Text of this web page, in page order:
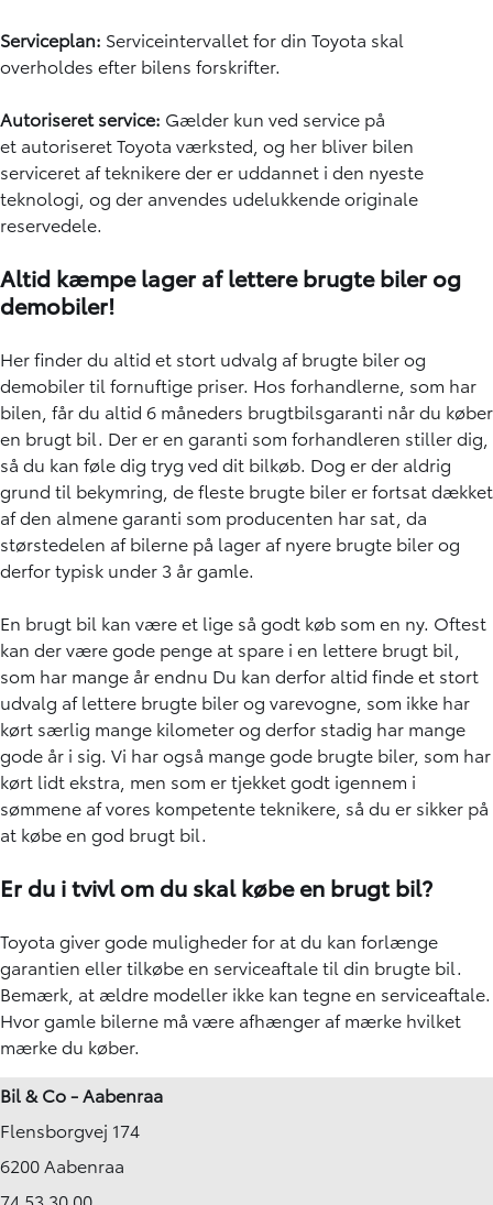
Serviceplan: Serviceintervallet for din Toyota skal
overholdes efter bilens forskrifter.
Autoriseret service: Gælder kun ved service på
et autoriseret Toyota værksted, og her bliver bilen
serviceret af teknikere der er uddannet i den nyeste
teknologi, og der anvendes udelukkende originale
reservedele.
Altid kæmpe lager af lettere brugte biler og
demobiler!
Her finder du altid et stort udvalg af brugte biler og
demobiler til fornuftige priser. Hos forhandlerne, som har
bilen, får du altid 6 måneders brugtbilsgaranti når du køber
en brugt bil. Der er en garanti som forhandleren stiller dig,
så du kan føle dig tryg ved dit bilkøb. Dog er der aldrig
grund til bekymring, de fleste brugte biler er fortsat dækket
af den almene garanti som producenten har sat, da
størstedelen af bilerne på lager af nyere brugte biler og
derfor typisk under 3 år gamle.
En brugt bil kan være et lige så godt køb som en ny. Oftest
kan der være gode penge at spare i en lettere brugt bil,
som har mange år endnu Du kan derfor altid finde et stort
udvalg af lettere brugte biler og varevogne, som ikke har
kørt særlig mange kilometer og derfor stadig har mange
gode år i sig. Vi har også mange gode brugte biler, som har
kørt lidt ekstra, men som er tjekket godt igennem i
sømmene af vores kompetente teknikere, så du er sikker på
at købe en god brugt bil.
Er du i tvivl om du skal købe en brugt bil?
Toyota giver gode muligheder for at du kan forlænge
garantien eller tilkøbe en serviceaftale til din brugte bil.
Bemærk, at ældre modeller ikke kan tegne en serviceaftale.
Hvor gamle bilerne må være afhænger af mærke hvilket
mærke du køber.
Bil & Co - Aabenraa
Flensborgvej 174
6200 Aabenraa
74 53 30 00